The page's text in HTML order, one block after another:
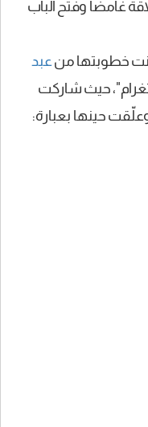
غامضاً وفتح الباب
خطوبتها منعبد
حيث شاركت
حينها بعبارة: